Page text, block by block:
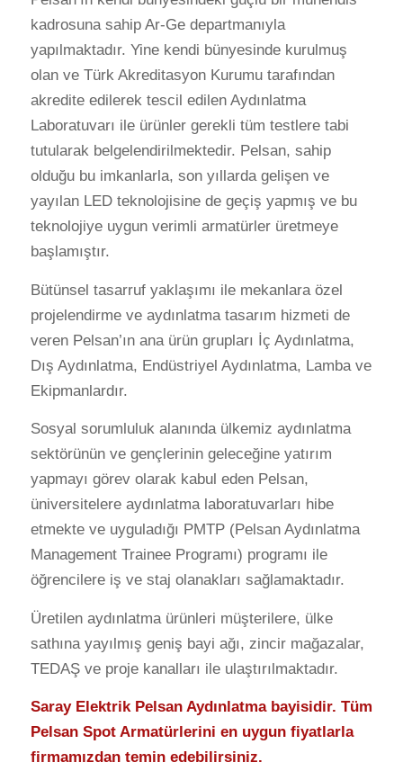
kadrosuna sahip Ar-Ge departmanıyla
yapılmaktadır. Yine kendi bünyesinde kurulmuş
olan ve Türk Akreditasyon Kurumu tarafından
akredite edilerek tescil edilen Aydınlatma
Laboratuvarı ile ürünler gerekli tüm testlere tabi
tutularak belgelendirilmektedir. Pelsan, sahip
olduğu bu imkanlarla, son yıllarda gelişen ve
yayılan LED teknolojisine de geçiş yapmış ve bu
teknolojiye uygun verimli armatürler üretmeye
başlamıştır.
Bütünsel tasarruf yaklaşımı ile mekanlara özel
projelendirme ve aydınlatma tasarım hizmeti de
veren Pelsan’ın ana ürün grupları İç Aydınlatma,
Dış Aydınlatma, Endüstriyel Aydınlatma, Lamba ve
Ekipmanlardır.
Sosyal sorumluluk alanında ülkemiz aydınlatma
sektörünün ve gençlerinin geleceğine yatırım
yapmayı görev olarak kabul eden Pelsan,
üniversitelere aydınlatma laboratuvarları hibe
etmekte ve uyguladığı PMTP (Pelsan Aydınlatma
Management Trainee Programı) programı ile
öğrencilere iş ve staj olanakları sağlamaktadır.
Üretilen aydınlatma ürünleri müşterilere, ülke
sathına yayılmış geniş bayi ağı, zincir mağazalar,
TEDAŞ ve proje kanalları ile ulaştırılmaktadır.
Saray Elektrik Pelsan Aydınlatma bayisidir. Tüm
Pelsan Spot Armatürlerini en uygun fiyatlarla
firmamızdan temin edebilirsiniz.